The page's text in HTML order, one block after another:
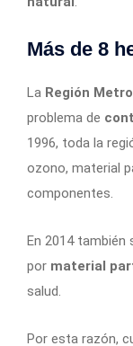
Más de 8
La Región
problema de
1996, toda la
ozono, material
componentes.
En 2014 también
por material
salud.
Por esta razón,